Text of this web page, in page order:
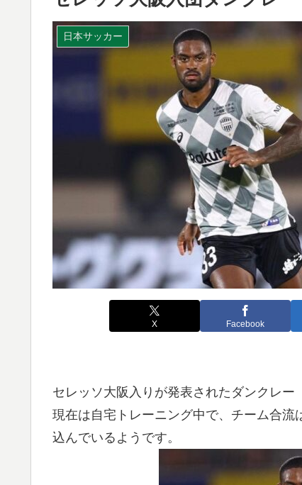
日本サッカー
X Facebook
セレッソ大阪入りが発表されたダンクレー
現在は自宅トレーニング中で、チーム合
込んでいるようです。